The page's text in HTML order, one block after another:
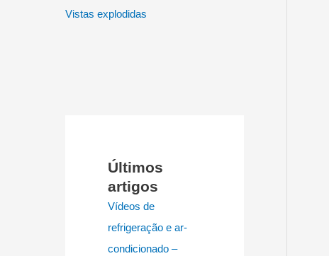
Vistas explodidas
Últimos
artigos
Vídeos de
refrigeração e ar-
condicionado –